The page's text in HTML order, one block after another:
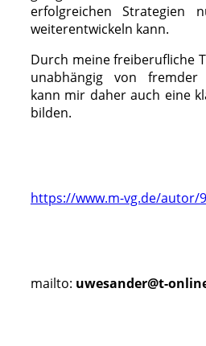
erfolgreichen Strategien
weiterentwickeln kann.
Durch meine freiberufliche
unabhängig von fremder
kann mir daher auch eine
bilden.
https://www.m-vg.de/autor/
mailto: uwesander@t-